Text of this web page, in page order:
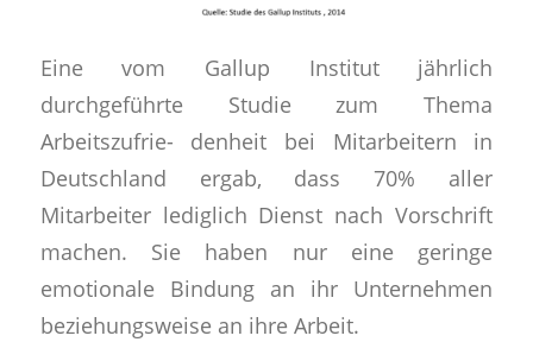
Eine vom Gallup Institut jährlich
durchgeführte Studie zum Thema
Arbeitszufrie- denheit bei Mitarbeitern in
Deutschland ergab, dass 70% aller
Mitarbeiter lediglich Dienst nach Vorschrift
machen. Sie haben nur eine geringe
emotionale Bindung an ihr Unternehmen
beziehungsweise an ihre Arbeit.